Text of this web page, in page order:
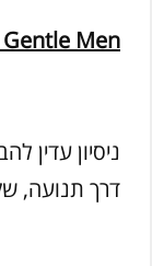
Gentle Men
ניסיון עדין
דרך תנועה,